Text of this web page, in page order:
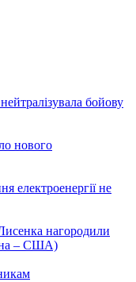
бойову
нового
електроенергії не
нагородили
– США)